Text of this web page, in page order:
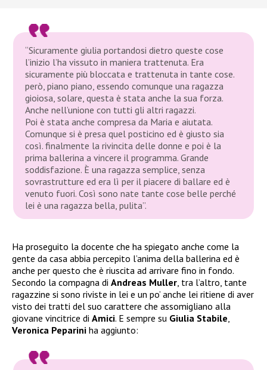
“Sicuramente giulia portandosi dietro queste cose
l’inizio l’ha vissuto in maniera trattenuta. Era
sicuramente più bloccata e trattenuta in tante cose.
però, piano piano, essendo comunque una ragazza
gioiosa, solare, questa è stata anche la sua forza.
Anche nell’unione con tutti gli altri ragazzi.
Poi è stata anche compresa da Maria e aiutata.
Comunque si è presa quel posticino ed è giusto sia
così. finalmente la rivincita delle donne e poi è la
prima ballerina a vincere il programma. Grande
soddisfazione. È una ragazza semplice, senza
sovrastrutture ed era lì per il piacere di ballare ed è
venuto fuori. Così sono nate tante cose belle perché
lei è una ragazza bella, pulita”.
Ha proseguito la docente che ha spiegato anche come la
gente da casa abbia percepito l’anima della ballerina ed è
anche per questo che è riuscita ad arrivare fino in fondo.
Secondo la compagna di Andreas Muller , tra l’altro, tante
ragazzine si sono riviste in lei e un po’ anche lei ritiene di aver
visto dei tratti del suo carattere che assomigliano alla
giovane vincitrice di Amici. E sempre su Giulia Stabile
Veronica Peparini ha aggiunto: